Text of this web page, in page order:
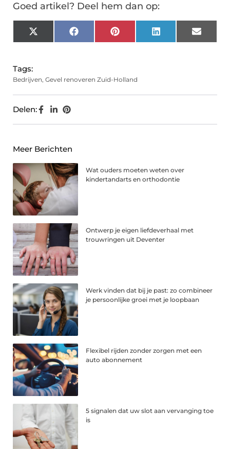
Goed artikel? Deel hem dan op:
X
(Twitter)
FacebookPinterest LinkedIn Email
Tags:
Bedrijven, Gevel renoveren Zuid-Holland
Delen:
Meer Berichten
Wat ouders moeten weten over
kindertandarts en orthodontie
Ontwerp je eigen liefdeverhaal met
trouwringen uit Deventer
Werk vinden dat bij je past: zo combineer
je persoonlijke groei met je loopbaan
Flexibel rijden zonder zorgen met een
auto abonnement
5 signalen dat uw slot aan vervanging toe
is